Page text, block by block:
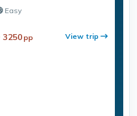
Easy
3250 pp View trip